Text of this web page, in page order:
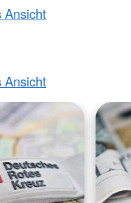
Ansicht
Ansicht